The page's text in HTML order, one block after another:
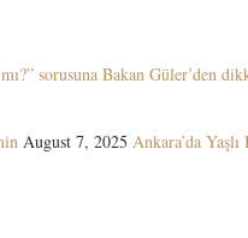
sorusuna Bakan Güler’den
August 7, 2025 Ankara’da